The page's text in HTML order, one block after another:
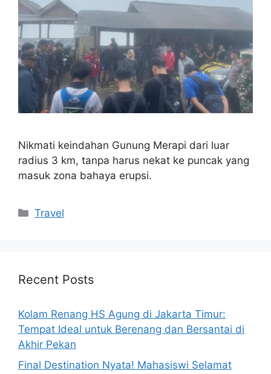
Nikmati keindahan Gunung Merapi dari luar
radius 3 km, tanpa harus nekat ke puncak yang
masuk zona bahaya erupsi.
Categories
Travel
Recent Posts
Kolam Renang HS Agung di Jakarta Timur:
Tempat Ideal untuk Berenang dan Bersantai di
Akhir Pekan
Final Destination Nyata! Mahasiswi Selamat